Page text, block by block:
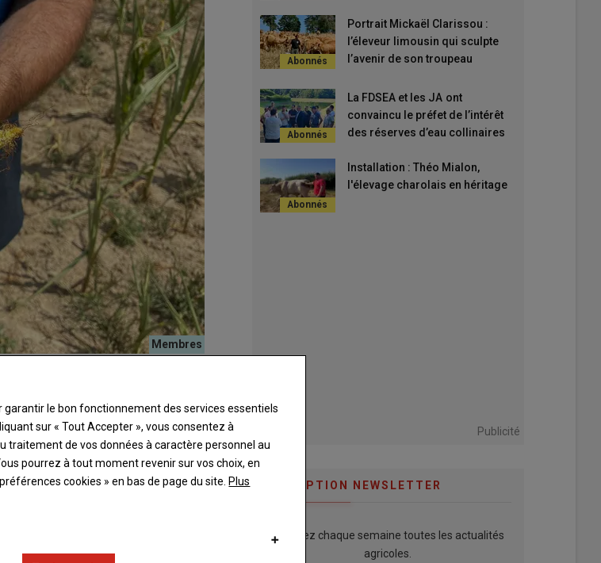
forces face à une crise
de l'État, la Chambre…
Portrait Mickaël Clarissou :
l’éleveur limousin qui sculpte
l’avenir de son troupeau
La FDSEA et les JA ont
convaincu le préfet de l’intérêt
des réserves d’eau collinaires
Installation : Théo Mialon,
l'élevage charolais en héritage
Publicité
INSCRIPTION NEWSLETTER
Recevez chaque semaine toutes les actualités
agricoles.
garantir le bon fonctionnement des services essentiels
sur « Tout Accepter », vous consentez à
traitement de vos données à caractère personnel au
pourrez à tout moment revenir sur vos choix, en
cookies » en bas de page du site. Plus